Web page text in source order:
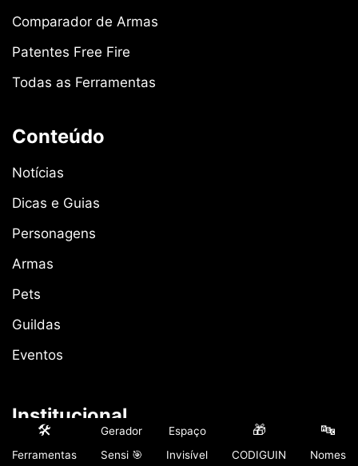
Comparador de Armas
Patentes Free Fire
Todas as Ferramentas
Conteúdo
Notícias
Dicas e Guias
Personagens
Armas
Pets
Guildas
Eventos
Institucional
Sobre Nós
🛠️
Ferramentas
Gerador
Sensi 🎯
Espaço
Invisível
🎁
CODIGUIN
🔤
Nomes